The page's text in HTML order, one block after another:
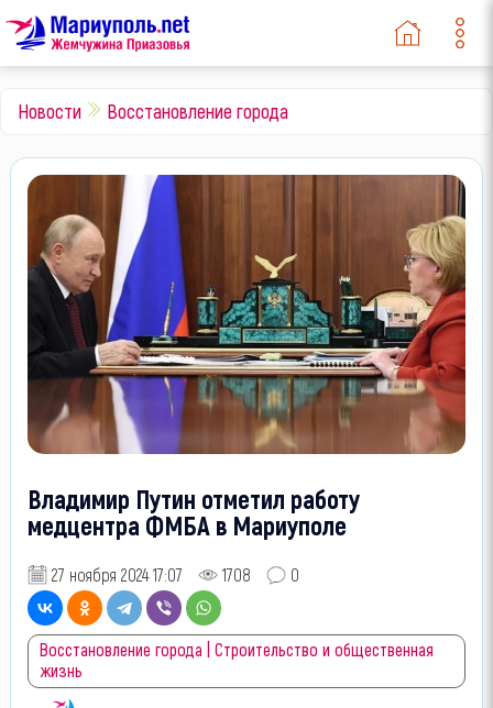
Новости Восстановление города
Владимир Путин отметил работу
медцентра ФМБА в Мариуполе
27 ноября 2024 17:07 1708 0
Восстановление города | Строительство и общественная
жизнь